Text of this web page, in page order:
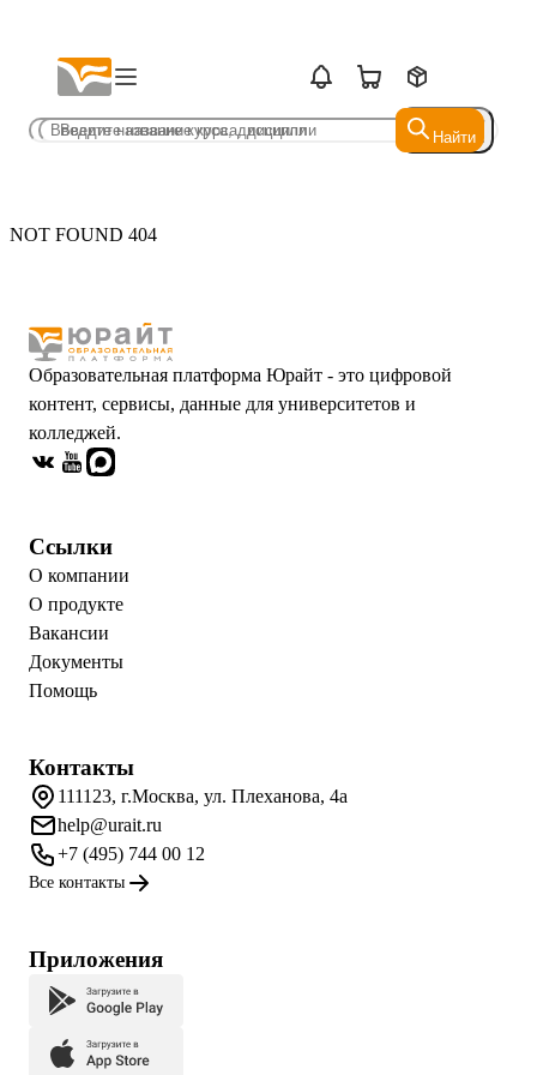
Найти
Найти
NOT FOUND 404
Образовательная платформа Юрайт - это цифровой
контент, сервисы, данные для университетов и
колледжей.
Ссылки
О компании
О продукте
Вакансии
Документы
Помощь
Контакты
111123, г.Москва, ул. Плеханова, 4а
help@urait.ru
+7 (495) 744 00 12
Все контакты
Приложения